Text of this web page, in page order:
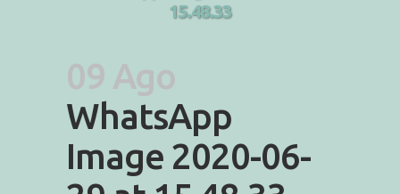
15.48.33
09 Ago
WhatsApp
Image 2020-06-